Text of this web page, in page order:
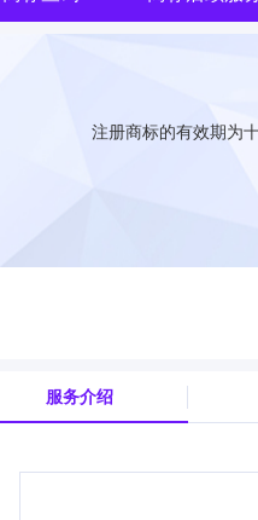
注册商标的有效期为
服务介绍